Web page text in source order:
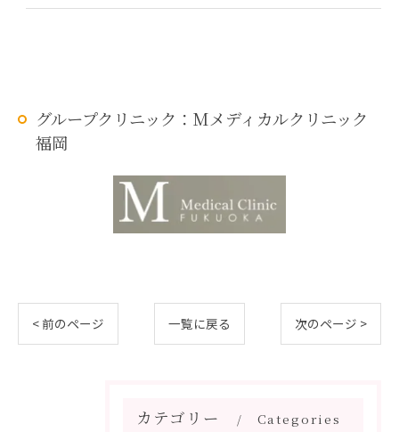
グループクリニック：Mメディカルクリニック
福岡
< 前のページ 一覧に戻る 次のページ >
カテゴリー Categories